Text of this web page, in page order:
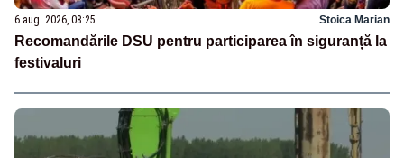
6 aug. 2026, 08:25 Stoica Marian
Recomandările DSU pentru participarea în siguranță la
festivaluri